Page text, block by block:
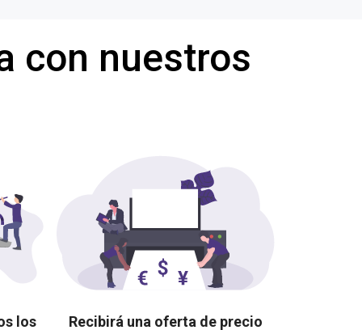
con nuestros
los Recibirá una oferta de precio